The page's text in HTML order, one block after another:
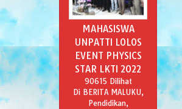
MAHASISWA
UNPATTI LOLOS
EVENT PHYSICS
STAR LKTI 2022
90615 Dilihat
Di BERITA MALUKU,
Pendidikan,